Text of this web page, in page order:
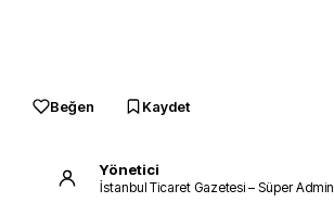
Beğen Kaydet
Yönetici
İstanbul Ticaret Gazetesi – Süper Admin